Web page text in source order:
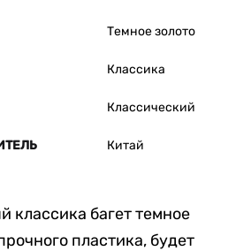
Темное золото
Классика
Классический
Китай
классика багет темное
пластика, будет